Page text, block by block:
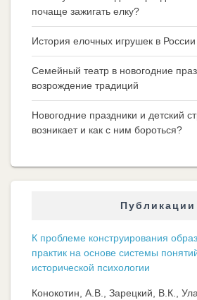
почаще зажигать елку?
История елочных игрушек в России
Семейный театр в новогодние
возрождение традиций
Новогодние праздники и детский
возникает и как с ним бороться?
Публикации
К проблеме конструирования
практик на основе системы
исторической психологии
Конокотин, А.В., Зарецкий, В.К.,